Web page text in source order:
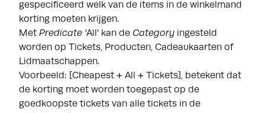
gespecificeerd welk van de items in de winkelmand
korting moeten krijgen.
Met Predicate 'All' kan de Category ingesteld
worden op Tickets, Producten, Cadeaukaarten of
Lidmaatschappen.
Voorbeeld: [Cheapest + All + Tickets], betekent dat
de korting moet worden toegepast op de
goedkoopste tickets van alle tickets in de